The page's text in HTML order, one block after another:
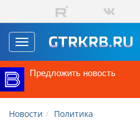
Перейти к основному содержанию
Toggle
navigation
Предложить новость
Новости Политика